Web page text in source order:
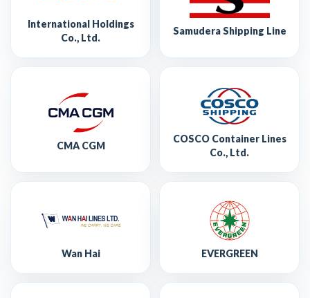
International Holdings
Co., Ltd.
Samudera Shipping Line
CMA CGM
COSCO Container Lines
Co., Ltd.
Wan Hai EVERGREEN